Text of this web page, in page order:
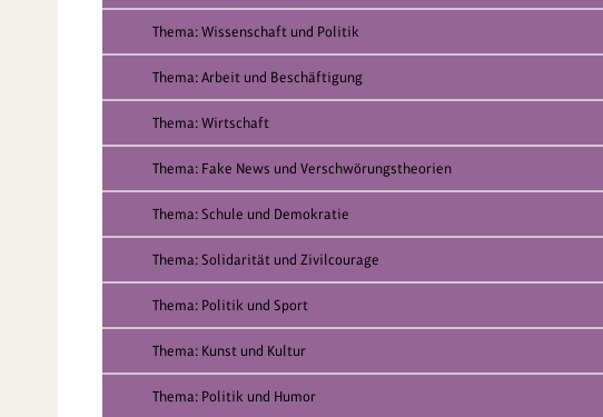
Thema: Wissenschaft und Politik
Thema: Arbeit und Beschäftigung
Thema: Wirtschaft
Thema: Fake News und Verschwörungstheorien
Thema: Schule und Demokratie
Thema: Solidarität und Zivilcourage
Thema: Politik und Sport
Thema: Kunst und Kultur
Thema: Politik und Humor